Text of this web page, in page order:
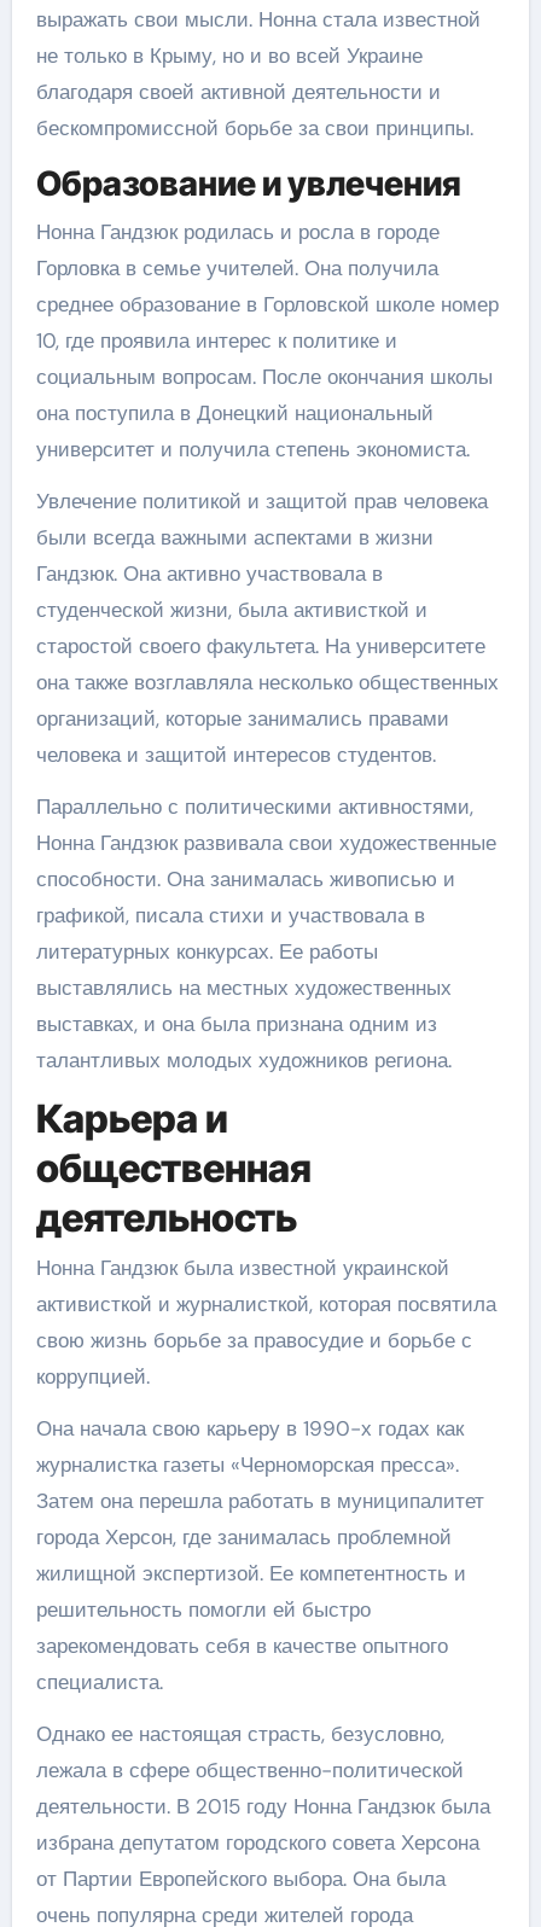
выражать свои мысли. Нонна стала известной
не только в Крыму, но и во всей Украине
благодаря своей активной деятельности и
бескомпромиссной борьбе за свои принципы.
Образование и увлечения
Нонна Гандзюк родилась и росла в городе
Горловка в семье учителей. Она получила
среднее образование в Горловской школе номер
10, где проявила интерес к политике и
социальным вопросам. После окончания школы
она поступила в Донецкий национальный
университет и получила степень экономиста.
Увлечение политикой и защитой прав человека
были всегда важными аспектами в жизни
Гандзюк. Она активно участвовала в
студенческой жизни, была активисткой и
старостой своего факультета. На университете
она также возглавляла несколько общественных
организаций, которые занимались правами
человека и защитой интересов студентов.
Параллельно с политическими активностями,
Нонна Гандзюк развивала свои художественные
способности. Она занималась живописью и
графикой, писала стихи и участвовала в
литературных конкурсах. Ее работы
выставлялись на местных художественных
выставках, и она была признана одним из
талантливых молодых художников региона.
Карьера и
общественная
деятельность
Нонна Гандзюк была известной украинской
активисткой и журналисткой, которая посвятила
свою жизнь борьбе за правосудие и борьбе с
коррупцией.
Она начала свою карьеру в 1990-х годах как
журналистка газеты «Черноморская пресса».
Затем она перешла работать в муниципалитет
города Херсон, где занималась проблемной
жилищной экспертизой. Ее компетентность и
решительность помогли ей быстро
зарекомендовать себя в качестве опытного
специалиста.
Однако ее настоящая страсть, безусловно,
лежала в сфере общественно-политической
деятельности. В 2015 году Нонна Гандзюк была
избрана депутатом городского совета Херсона
от Партии Европейского выбора. Она была
очень популярна среди жителей города